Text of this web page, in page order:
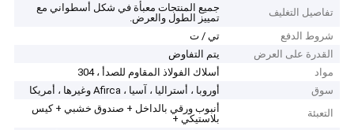
تفاصيل التغليف
جميع المنتجات معبأة في شكل أسطواني مع
تمييز الطول والعرض.
شروط الدفع
تي / ت
القدرة على العرض
يتم التفاوض
مواد
أسلاك الفولاذ المقاوم للصدأ ، 304
سوق
أوروبا ، أستراليا ، آسيا ، Afirca وغيرها ، أمريكا
التعبئة
أنبوب ورقي بالداخل + صندوق خشبي + كيس
بلاستيكي +